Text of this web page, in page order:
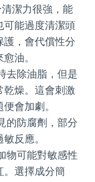
潔力很強，能
可能過度清潔頭
護，會代償性分
油。
去除油脂，但是
燥。這會刺激
會加劇。
的防腐劑，部分
反應。
物可能對敏感性
。選擇成分簡